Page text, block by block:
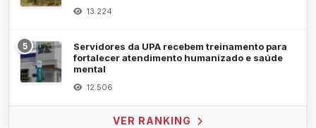
13.224
5
Servidores da UPA recebem treinamento para
fortalecer atendimento humanizado e saúde
mental
12.506
VER RANKING